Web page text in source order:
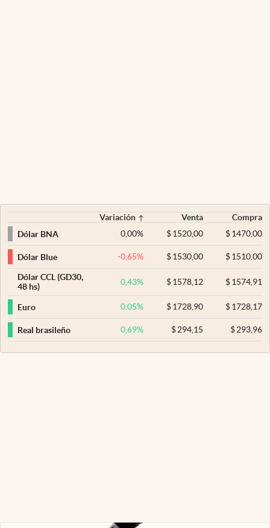
Variación Venta
Compra
Dólar BNA
0,00% $ 1520,00 $1470,00
Dólar Blue -0,65% $ 1530,00 $1510,00
Dólar CCL (GD30,
48 hs)
0,43% $ 1578,12 $1574,91
Euro 0,05% $ 1728,90 $1728,17
Real brasileño 0,69% $294,15 $293,96